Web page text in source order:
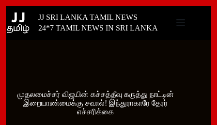
content
JJ SRI LANKA TAMIL NEWS
24*7 TAMIL NEWS IN SRI LANKA
முதலமைச்சர் விஜயின் கச்சத்தீவு கருத்து நாட்டின்
இறையாண்மைக்கு சவால்! இந்துராகாரே தேரர்
எச்சரிக்கை